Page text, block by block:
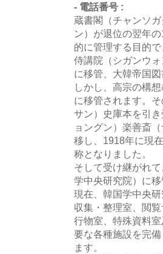
- 電話番号 :
蔵書閣（チャンソ
ン）が退位の翌年
的に管理する目的
侍講院（シガンウ
に移管、大韓帝国
しかし、高宗の構
に移管されます。
サン）史庫本を引
ョングン）楽善斎
移し、1918年に現
称となりました。
そして受け継がれ
学中央研究院）に移
現在、韓国学中央
収集・整理室、閲
行物室、特殊資料
要な各種施設を完
ます。